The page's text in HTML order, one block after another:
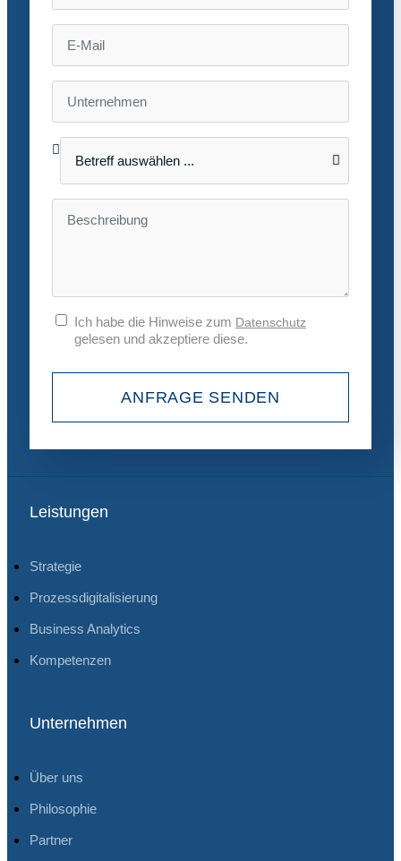
Ich habe die Hinweise zum Datenschutz
gelesen und akzeptiere diese.
ANFRAGE SENDEN
Leistungen
Strategie
Prozessdigitalisierung
Business Analytics
Kompetenzen
Unternehmen
Über uns
Philosophie
Partner